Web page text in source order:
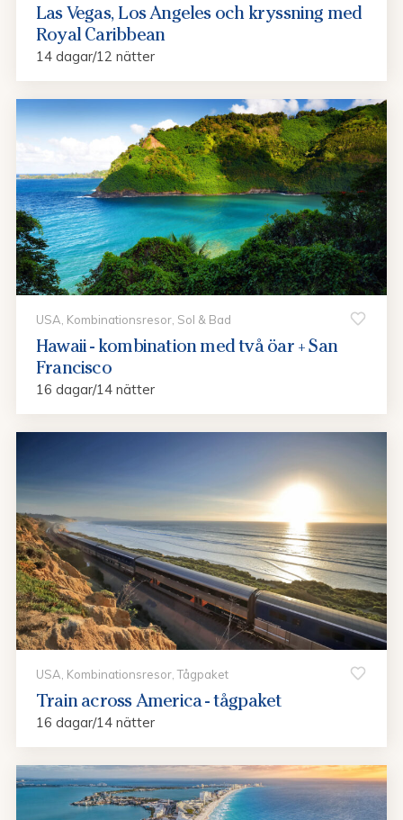
Las Vegas, Los Angeles och kryssning med
Royal Caribbean
14 dagar/12 nätter
USA, Kombinationsresor, Sol & Bad
Hawaii - kombination med två öar + San
Francisco
16 dagar/14 nätter
USA, Kombinationsresor, Tågpaket
Train across America - tågpaket
16 dagar/14 nätter